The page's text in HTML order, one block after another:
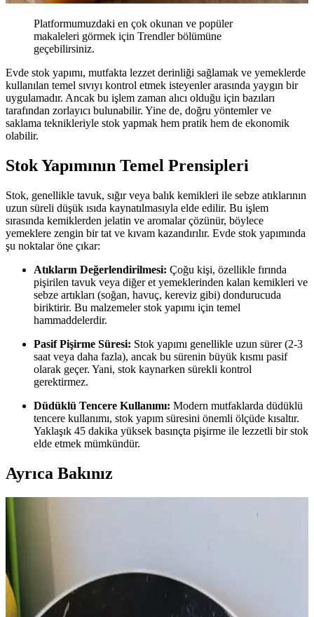
Platformumuzdaki en çok okunan ve popüler
makaleleri görmek için Trendler bölümüne
geçebilirsiniz.
Evde stok yapımı, mutfakta lezzet derinliği sağlamak ve yemeklerde
kullanılan temel sıvıyı kontrol etmek isteyenler arasında yaygın bir
uygulamadır. Ancak bu işlem zaman alıcı olduğu için bazıları
tarafından zorlayıcı bulunabilir. Yine de, doğru yöntemler ve
saklama teknikleriyle stok yapmak hem pratik hem de ekonomik
olabilir.
Stok Yapımının Temel Prensipleri
Stok, genellikle tavuk, sığır veya balık kemikleri ile sebze atıklarının
uzun süreli düşük ısıda kaynatılmasıyla elde edilir. Bu işlem
sırasında kemiklerden jelatin ve aromalar çözünür, böylece
yemeklere zengin bir tat ve kıvam kazandırılır. Evde stok yapımında
şu noktalar öne çıkar:
Atıkların Değerlendirilmesi: Çoğu kişi, özellikle fırında
pişirilen tavuk veya diğer et yemeklerinden kalan kemikleri ve
sebze artıkları (soğan, havuç, kereviz gibi) dondurucuda
biriktirir. Bu malzemeler stok yapımı için temel
hammaddelerdir.
Pasif Pişirme Süresi: Stok yapımı genellikle uzun sürer (2-3
saat veya daha fazla), ancak bu sürenin büyük kısmı pasif
olarak geçer. Yani, stok kaynarken sürekli kontrol
gerektirmez.
Düdüklü Tencere Kullanımı: Modern mutfaklarda düdüklü
tencere kullanımı, stok yapım süresini önemli ölçüde kısaltır.
Yaklaşık 45 dakika yüksek basınçta pişirme ile lezzetli bir stok
elde etmek mümkündür.
Ayrıca Bakınız
Kavrulmuş Tavuk Karkasının Stok İçin
Saklanmasının Avantajları ve Uygulamaları
stokların doğal lezzet ve besin değerini artırır. Kemik ve
kıkırdakların kolajen açısından önemi ve saklama yöntemleri
detaylıca ele alınır.